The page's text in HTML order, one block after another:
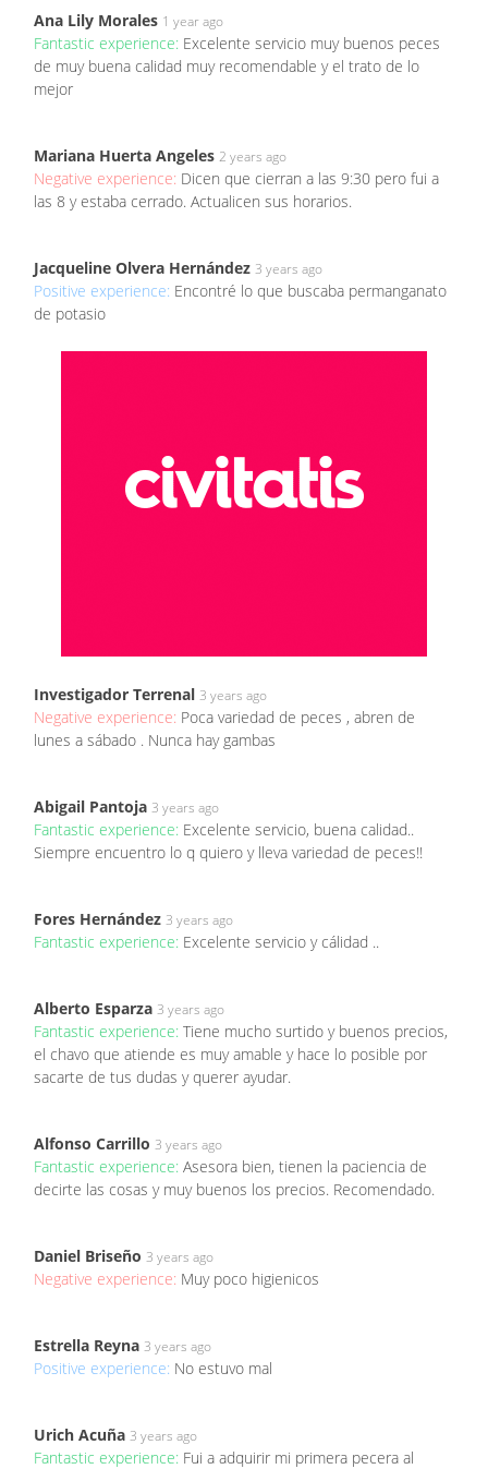
Ana Lily Morales 1 year ago
Fantastic experience: Excelente servicio muy buenos peces
de muy buena calidad muy recomendable y el trato de lo
mejor
Mariana Huerta Angeles 2 years ago
Negative experience: Dicen que cierran a las 9:30 pero fui a
las 8 y estaba cerrado. Actualicen sus horarios.
Jacqueline Olvera Hernández 3 years ago
Positive experience: Encontré lo que buscaba permanganato
de potasio
Investigador Terrenal 3 years ago
Negative experience: Poca variedad de peces , abren de
lunes a sábado . Nunca hay gambas
Abigail Pantoja 3 years ago
Fantastic experience: Excelente servicio, buena calidad..
Siempre encuentro lo q quiero y lleva variedad de peces!!
Fores Hernández 3 years ago
Fantastic experience: Excelente servicio y cálidad ..
Alberto Esparza 3 years ago
Fantastic experience: Tiene mucho surtido y buenos precios,
el chavo que atiende es muy amable y hace lo posible por
sacarte de tus dudas y querer ayudar.
Alfonso Carrillo 3 years ago
Fantastic experience: Asesora bien, tienen la paciencia de
decirte las cosas y muy buenos los precios. Recomendado.
Daniel Briseño 3 years ago
Negative experience: Muy poco higienicos
Estrella Reyna 3 years ago
Positive experience: No estuvo mal
Urich Acuña 3 years ago
Fantastic experience: Fui a adquirir mi primera pecera al